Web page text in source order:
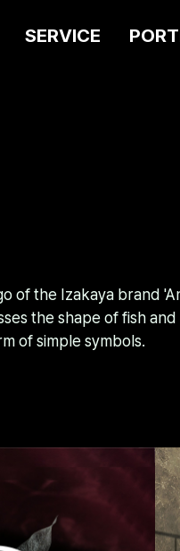
SERVICE
of the Izakaya brand
the shape of fish and
of simple symbols.